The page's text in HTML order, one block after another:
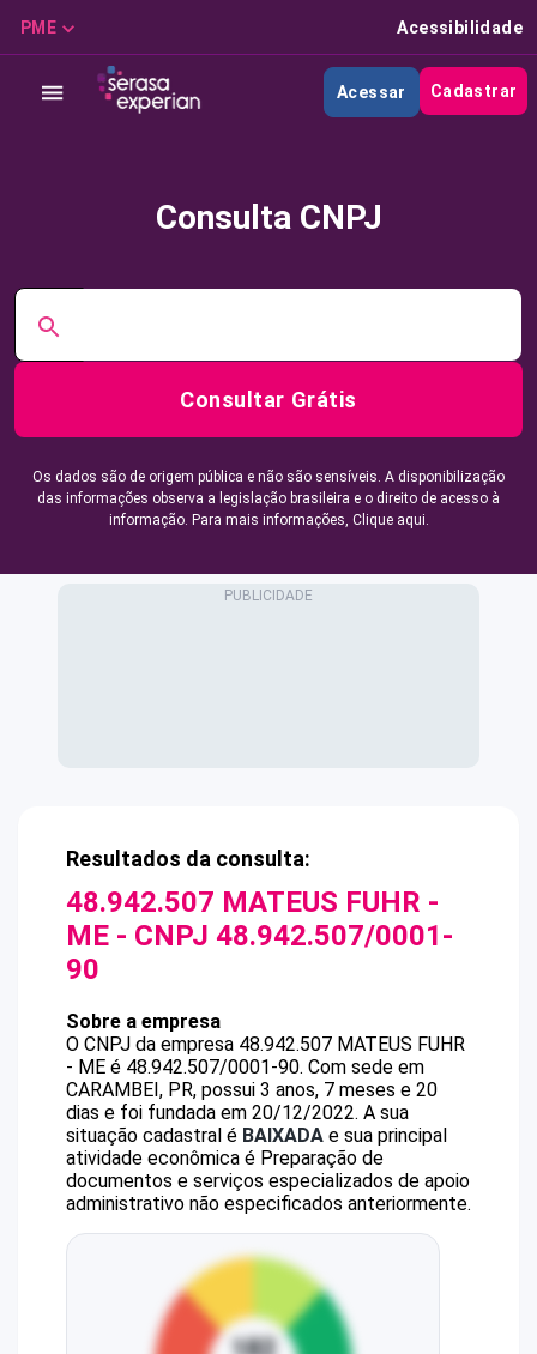
PME Acessibilidade
Acessar Cadastrar
Consulta CNPJ
Consultar Grátis
Os dados são de origem pública e não são sensíveis. A disponibilização
das informações observa a legislação brasileira e o direito de acesso à
informação. Para mais informações, Clique aqui.
Resultados da consulta:
48.942.507 MATEUS FUHR -
ME - CNPJ 48.942.507/0001-
90
Sobre a empresa
O CNPJ da empresa 48.942.507 MATEUS FUHR
- ME é 48.942.507/0001-90. Com sede em
CARAMBEI, PR, possui 3 anos, 7 meses e 20
dias e foi fundada em 20/12/2022. A sua
situação cadastral é BAIXADA e sua principal
atividade econômica é Preparação de
documentos e serviços especializados de apoio
administrativo não especificados anteriormente.